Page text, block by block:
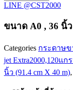
A0
36
(91.4
cm
X
40
LINE @CST2000
ขนาด A0 , 36 นิ้ว
Categories กระดาษข
jet Extra2000,120แก
นิ้ว (91.4 cm X 40 m),